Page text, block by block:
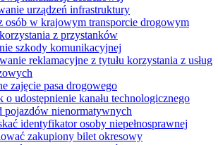
urządzeń infrastruktury
osób w krajowym transporcie drogowym
z przystanków
szkody komunikacyjnej
reklamacyjne z tytułu korzystania z usług
zajęcie pasa drogowego
o udostępnienie kanału technologicznego
pojazdów nienormatywnych
identyfikator osoby niepełnosprawnej
zakupiony bilet okresowy